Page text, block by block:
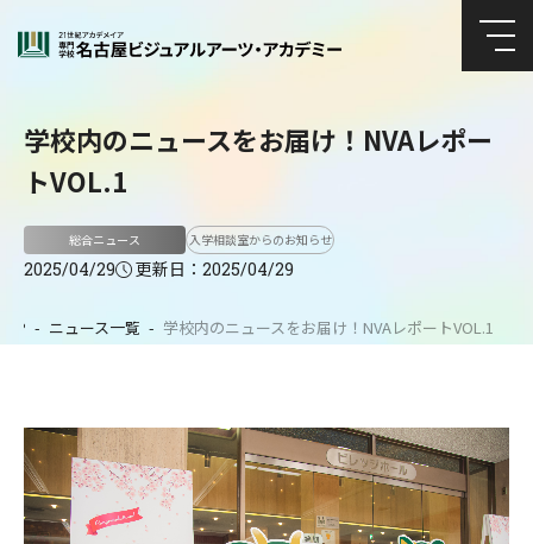
学校内のニュースをお届け！NVAレポー
トVOL.1
総合ニュース 入学相談室からのお知らせ
2025/04/29 更新日： 2025/04/29
ニュース一覧 学校内のニュースをお届け！NVAレポートVOL.1